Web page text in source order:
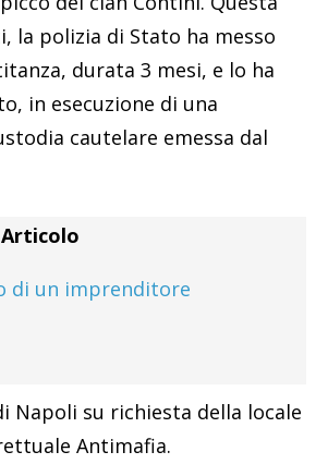
la polizia di Stato ha messo
durata 3 mesi, e lo ha
in esecuzione di una
cautelare emessa dal
di un imprenditore
Napoli su richiesta della locale
Antimafia.